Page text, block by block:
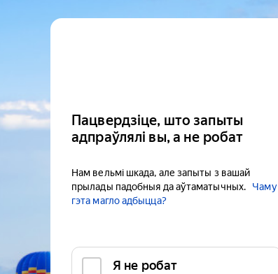
Пацвердзіце, што запыты
адпраўлялі вы, а не робат
Нам вельмі шкада, але запыты з вашай
прылады падобныя да аўтаматычных.
Чаму
гэта магло адбыцца?
Я не робат